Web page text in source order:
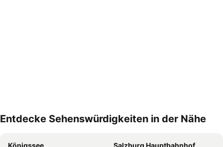
Entdecke Sehenswürdigkeiten in der Nähe